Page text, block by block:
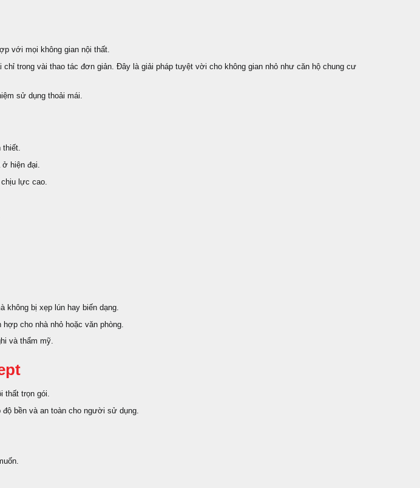
với mọi không gian nội thất.
trong vài thao tác đơn giản. Đây là giải pháp tuyệt vời cho không gian nhỏ như căn hộ chung cư
sử dụng thoải mái.
thiết.
hiện đại.
lực cao.
không bị xẹp lún hay biến dạng.
cho nhà nhỏ hoặc văn phòng.
và thẩm mỹ.
trọn gói.
bền và an toàn cho người sử dụng.